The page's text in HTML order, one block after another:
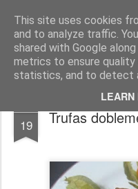
This site uses cookies
and to analyze traffic.
shared with Google
metrics to ensure
statistics, and to detect
LEARN
Cocina de Turquía
Inicio Recetas Turcas
19 Trufas